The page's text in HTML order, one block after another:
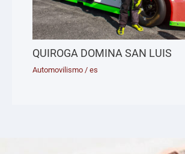
QUIROGA DOMINA SAN LUIS
Automovilismo /es